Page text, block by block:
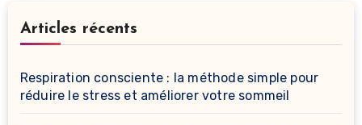
Articles récents
Respiration consciente : la méthode simple pour
réduire le stress et améliorer votre sommeil